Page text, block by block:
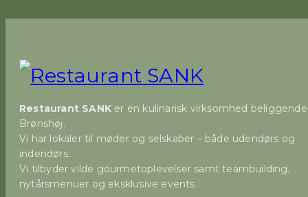
Restaurant SANK er en kulinarisk virksomhed
Brønshøj.
Vi har lokaler til møder og selskaber – både udendørs og
indendørs.
Vi tilbyder vilde gourmetoplevelser samt teambuilding,
nytårsmenuer og eksklusive events.